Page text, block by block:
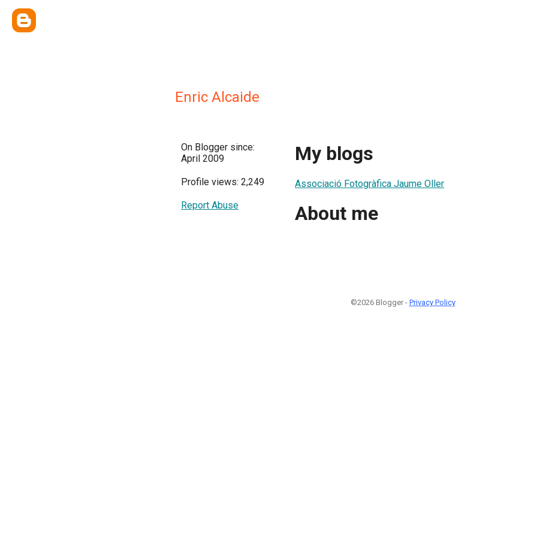
Enric Alcaide
On Blogger since:
April 2009
Profile views: 2,249
Report Abuse
My blogs
Associació Fotogràfica Jaume Oller
About me
©2026 Blogger - Privacy Policy